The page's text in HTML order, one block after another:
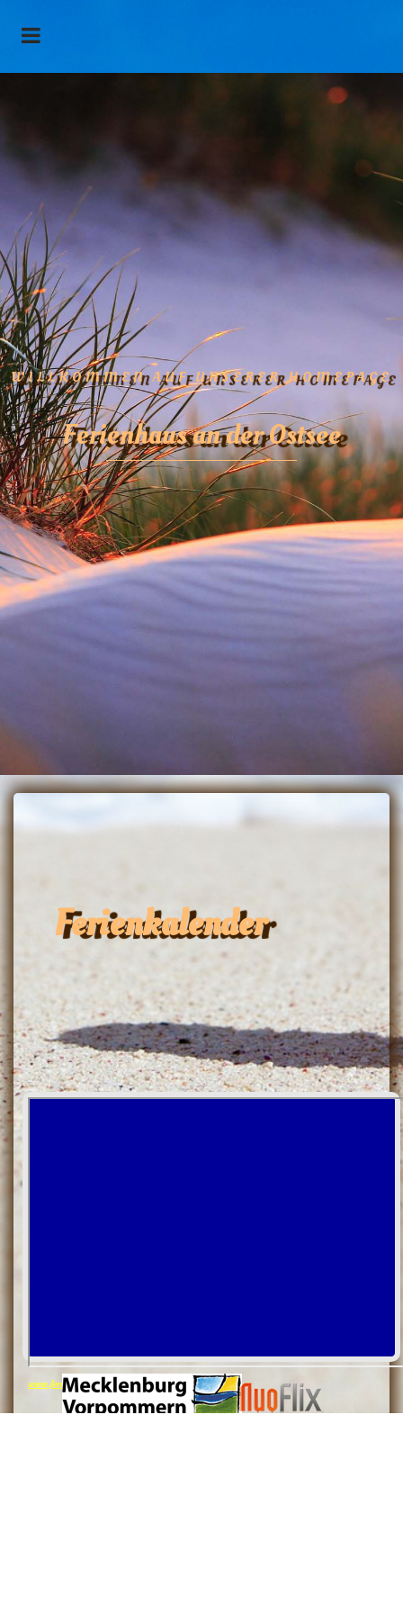
WILLKOMMEN AUF UNSERER HOMEPAGE
Ferienhaus an der Ostsee
Ferienkalender
www.ferien-und-feiertage.de